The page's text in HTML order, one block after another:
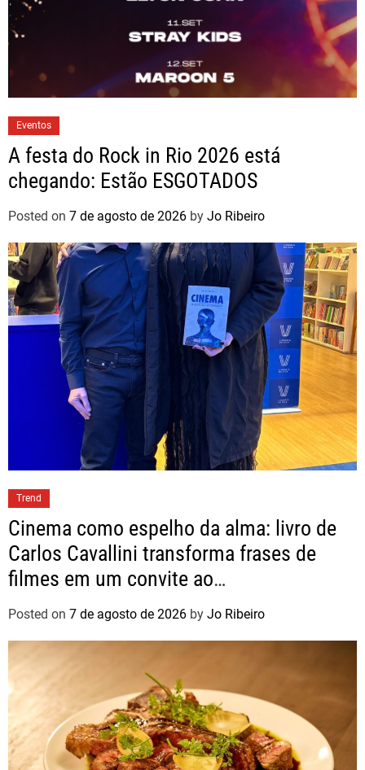
Eventos
A festa do Rock in Rio 2026 está
chegando: Estão ESGOTADOS
Posted on 7 de agosto de 2026 by Jo Ribeiro
Trend
Cinema como espelho da alma: livro de
Carlos Cavallini transforma frases de
filmes em um convite ao
autoconhecimento
Posted on 7 de agosto de 2026 by Jo Ribeiro